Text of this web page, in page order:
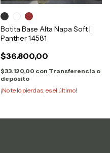
Botita Base Alta Napa Soft |
Panther 14581
$36.800,00
$33.120,00 con Transferencia o
depósito
¡No te lo pierdas, es el último!